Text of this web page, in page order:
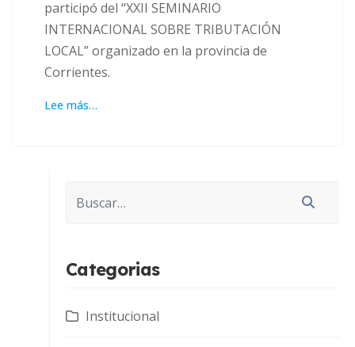
participó del “XXII SEMINARIO
INTERNACIONAL SOBRE TRIBUTACIÓN
LOCAL” organizado en la provincia de
Corrientes.
Lee más…
Categorias
Institucional